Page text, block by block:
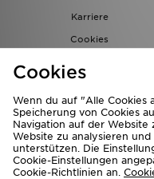
Karriere
Cookies
Cookies
Wenn du auf "Alle Cookies
Speicherung von Cookies
Navigation auf der Website
Website zu analysieren
unterstützen. Die
Cookie-Einstellungen
Cookie-Richtlinien an.